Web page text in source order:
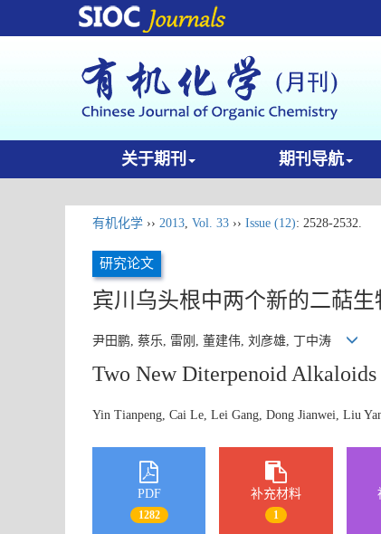
关于期刊 期刊导航
有机化学 ›› 2013, Vol. 33 ›› Issue (12): 2528-2532.
研究论文
宾川乌头根中两个新的二萜生
尹田鹏, 蔡乐, 雷刚, 董建伟, 刘彦雄, 丁中涛
Two New Diterpenoid
Yin Tianpeng, Cai Le, Lei Gang, Dong Jianwei, Liu
PDF
1282
补充材料
1